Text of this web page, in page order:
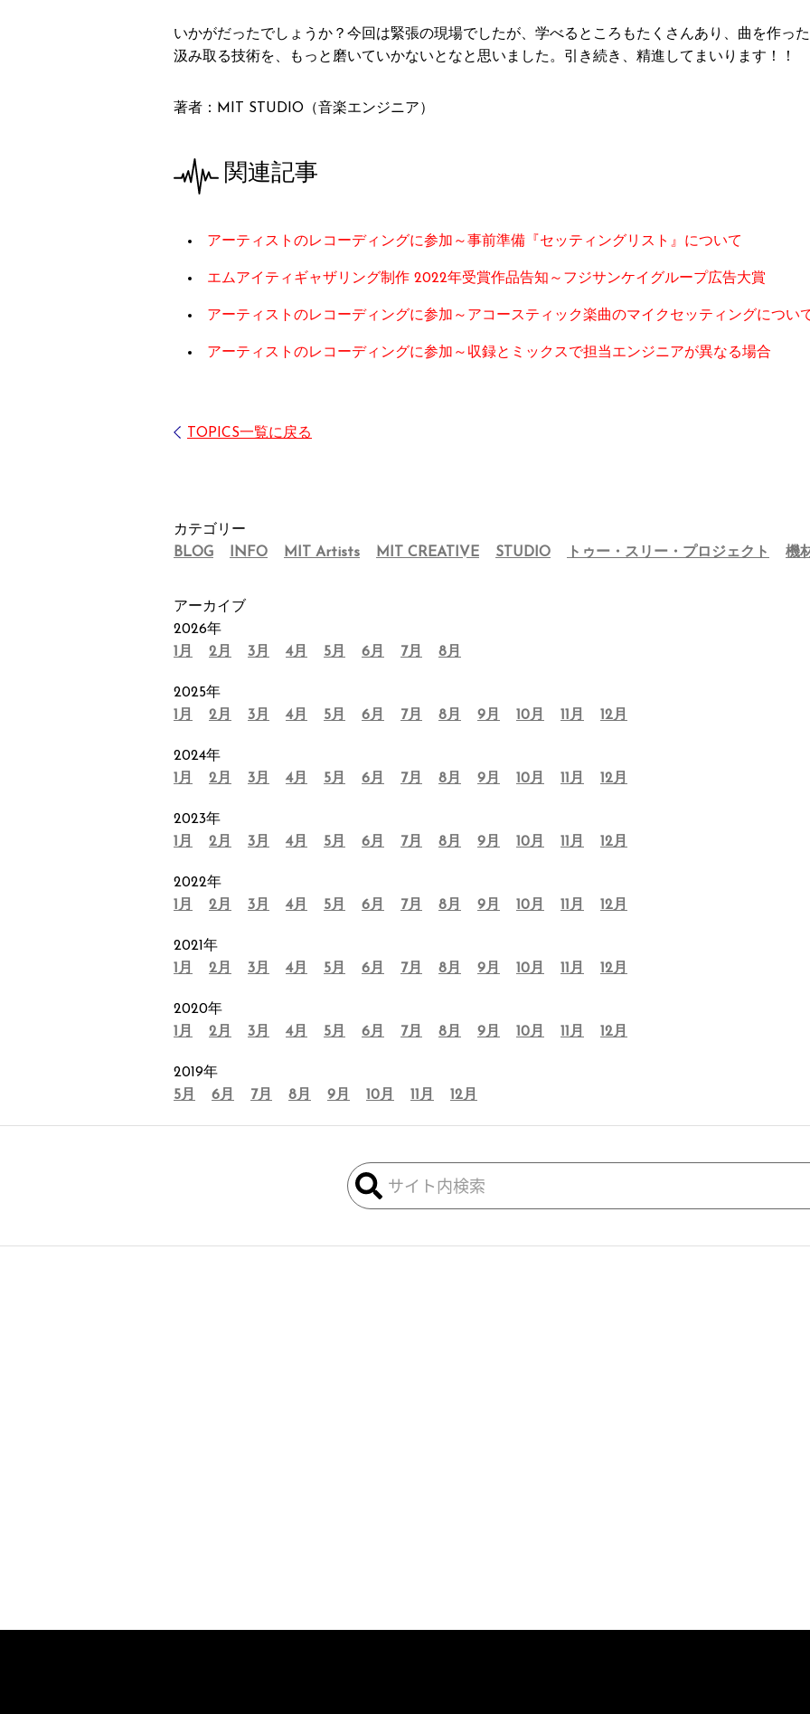
いかがだったでしょうか？今回は緊張の現場でしたが、学べるところもたくさんあり、曲を作っ
汲み取る技術を、もっと磨いていかないとなと思いました。引き続き、精進してまいります！！
著者：MIT STUDIO（音楽エンジニア）
関連記事
アーティストのレコーディングに参加～事前準備『セッティングリスト』について
エムアイティギャザリング制作 2022年受賞作品告知～フジサンケイグループ広告大賞
アーティストのレコーディングに参加～アコースティック楽曲のマイクセッティングについ
アーティストのレコーディングに参加～収録とミックスで担当エンジニアが異なる場合
TOPICS一覧に戻る
カテゴリー
BLOG
INFO MIT Artists MIT CREATIVE STUDIO トゥー・スリー・プロジェクト 機
アーカイブ
2026年
1月
2月 3月 4月 5月 6月 7月 8月
2025年
1月
2月 3月 4月 5月 6月 7月 8月 9月 10月 11月 12月
2024年
1月
2月 3月 4月 5月 6月 7月 8月 9月 10月 11月 12月
2023年
1月
2月 3月 4月 5月 6月 7月 8月 9月 10月 11月 12月
2022年
1月
2月 3月 4月 5月 6月 7月 8月 9月 10月 11月 12月
2021年
1月
2月 3月 4月 5月 6月 7月 8月 9月 10月 11月 12月
2020年
1月
2月 3月 4月 5月 6月 7月 8月 9月 10月 11月 12月
2019年
5月
6月 7月 8月 9月 10月 11月 12月